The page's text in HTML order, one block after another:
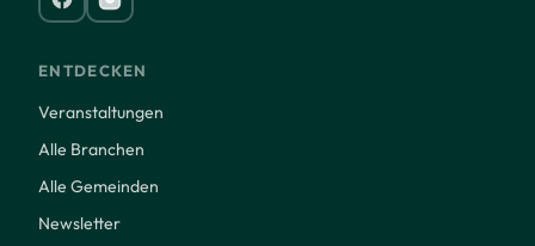
ENTDECKEN
Veranstaltungen
Alle Branchen
Alle Gemeinden
Newsletter